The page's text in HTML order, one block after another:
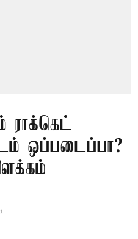
ராக்கெட்
ஒப்படைப்பா?